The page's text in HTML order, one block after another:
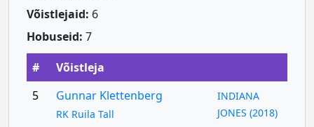
Võistlejaid: 6
Hobuseid: 7
#
Võistleja
5
Gunnar Klettenberg
RK Ruila Tall
INDIANA
JONES (2018)